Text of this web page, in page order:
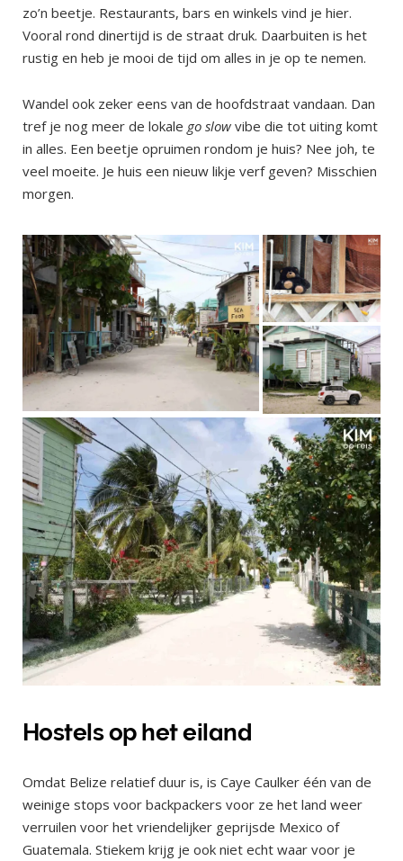
zo’n beetje. Restaurants, bars en winkels vind je hier.
Vooral rond dinertijd is de straat druk. Daarbuiten is het
rustig en heb je mooi de tijd om alles in je op te nemen.
Wandel ook zeker eens van de hoofdstraat vandaan. Dan
tref je nog meer de lokale go slow vibe die tot uiting komt
in alles. Een beetje opruimen rondom je huis? Nee joh, te
veel moeite. Je huis een nieuw likje verf geven? Misschien
morgen.
Hostels op het eiland
Omdat Belize relatief duur is, is Caye Caulker één van de
weinige stops voor backpackers voor ze het land weer
verruilen voor het vriendelijker geprijsde Mexico of
Guatemala. Stiekem krijg je ook niet echt waar voor je